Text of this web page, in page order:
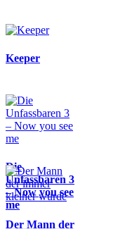
Keeper
Die
Unfassbaren 3
– Now you see
me
Der Mann der